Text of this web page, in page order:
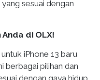
sesuai dengan
di OLX!
iPhone 13 baru
berbagai pilihan dan
dengan gaya hidup